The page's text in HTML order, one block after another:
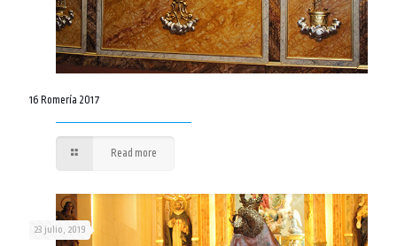
16 Romería 2017
Read more
23 julio, 2019